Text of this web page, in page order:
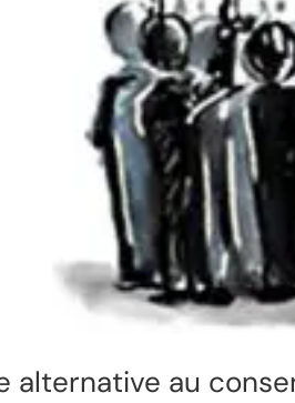
alternative au